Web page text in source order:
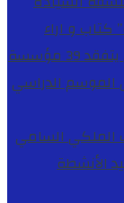
كتاب و اراء
الدكتور نوفل كديلي يتفقد 39 مؤسسة
الموسم الدراسي
الملكي السامي
الأنشطة